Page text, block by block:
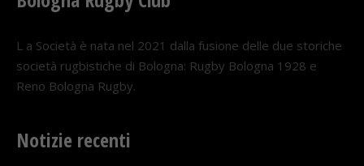
L a Società è nata nel 2021 dalla fusione delle due storiche
società rugbistiche di Bologna: Rugby Bologna 1928 e
Reno Bologna Rugby.
Notizie recenti